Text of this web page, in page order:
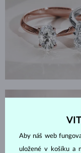
Aby náš web
uložené v košíku a